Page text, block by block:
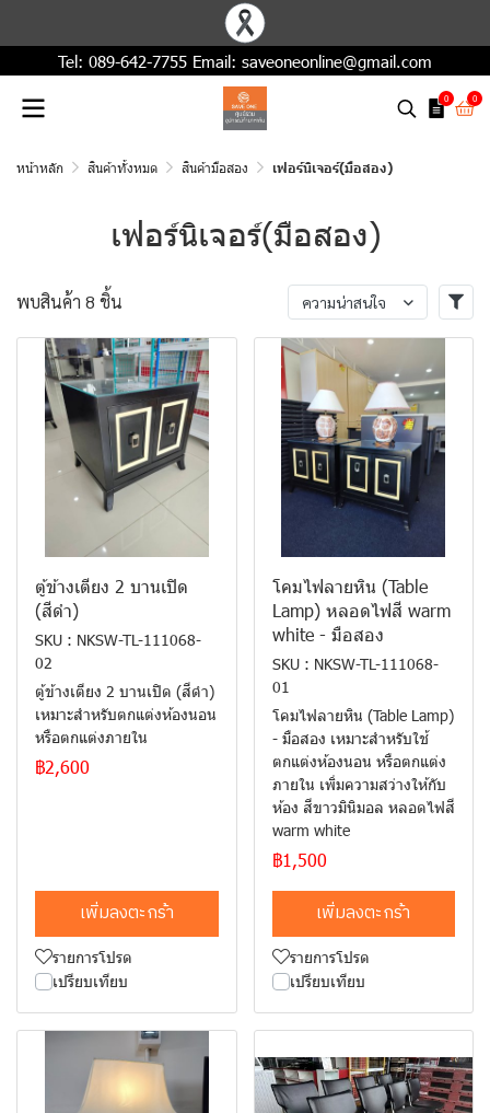
Tel: 089-642-7755 Email: saveoneonline@gmail.com
0 0
หน้าหลัก สินค้าทั้งหมด สินค้ามือสอง เฟอร์นิเจอร์(มือสอง)
เฟอร์นิเจอร์(มือสอง)
พบสินค้า 8 ชิ้น ความน่าสนใจ
ตู้ข้างเตียง 2 บานเปิด
(สีดำ)
SKU : NKSW-TL-111068-
02
ตู้ข้างเตียง 2 บานเปิด (สีดำ)
เหมาะสำหรับตกแต่งห้องนอน
หรือตกแต่งภายใน
฿2,600
เพิ่มลงตะกร้า
รายการโปรด
เปรียบเทียบ
โคมไฟลายหิน (Table
Lamp) หลอดไฟสี warm
white - มือสอง
SKU : NKSW-TL-111068-
01
โคมไฟลายหิน (Table Lamp)
- มือสอง เหมาะสำหรับใช้
ตกแต่งห้องนอน หรือตกแต่ง
ภายใน เพิ่มความสว่างให้กับ
ห้อง สีขาวมินิมอล หลอดไฟสี
warm white
฿1,500
เพิ่มลงตะกร้า
รายการโปรด
เปรียบเทียบ